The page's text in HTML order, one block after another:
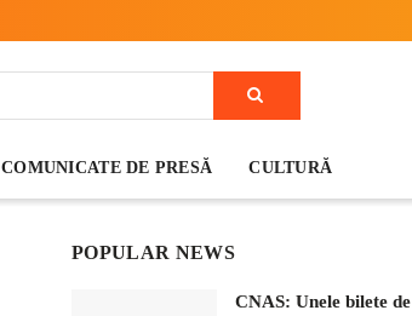
COMUNICATE DE PRESĂ CULTURĂ
POPULAR NEWS
CNAS: Unele bilete de